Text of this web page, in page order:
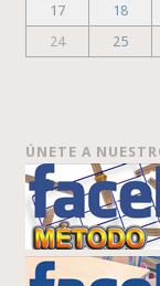
17
18
24
25
ÚNETE A